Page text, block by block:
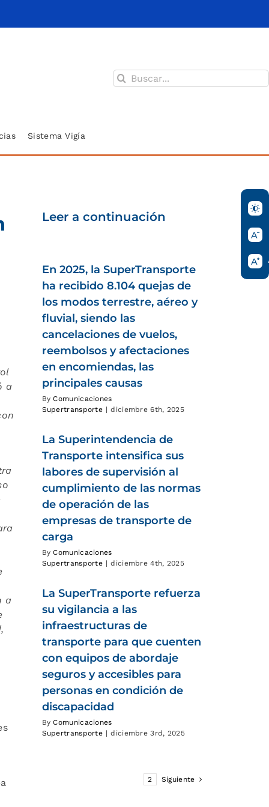
Buscar:
Sistema Vigía
a
a
Leer a continuación
En 2025, la SuperTransporte
ha recibido 8.104 quejas de
los modos terrestre, aéreo y
fluvial, siendo las
cancelaciones de vuelos,
reembolsos y afectaciones
en encomiendas, las
principales causas
ByComunicaciones
Supertransporte | diciembre 6th, 2025
La Superintendencia de
Transporte intensifica sus
labores de supervisión al
cumplimiento de las normas
de operación de las
empresas de transporte de
carga
ByComunicaciones
Supertransporte | diciembre 4th, 2025
La SuperTransporte refuerza
su vigilancia a las
infraestructuras de
transporte para que cuenten
con equipos de abordaje
seguros y accesibles para
personas en condición de
discapacidad
ByComunicaciones
Supertransporte | diciembre 3rd, 2025
2 Siguiente